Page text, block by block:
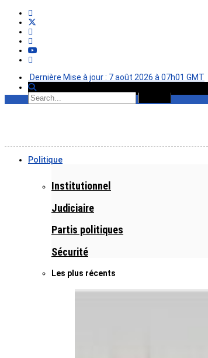
Dernière Mise à jour : 7 août 2026 à 07h01 GMT
Politique
Institutionnel
Judiciaire
Partis politiques
Sécurité
Les plus récents